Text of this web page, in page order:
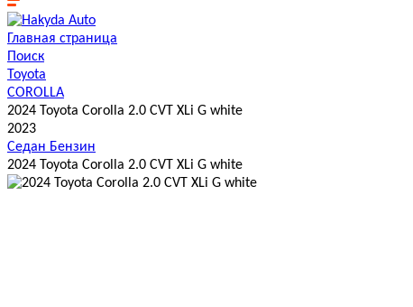
Главная страница
Поиск
Toyota
COROLLA
2024 Toyota Corolla 2.0 CVT XLi G white
2023
Седан Бензин
2024 Toyota Corolla 2.0 CVT XLi G white